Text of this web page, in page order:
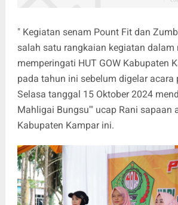
" Kegiatan senam Pount Fit dan
salah satu rangkaian kegiatan dalam
memperingati HUT GOW Kabupaten
pada tahun ini sebelum digelar acara
Selasa tanggal 15 Oktober 2024
Mahligai Bungsu'" ucap Rani sapaan
Kabupaten Kampar ini.